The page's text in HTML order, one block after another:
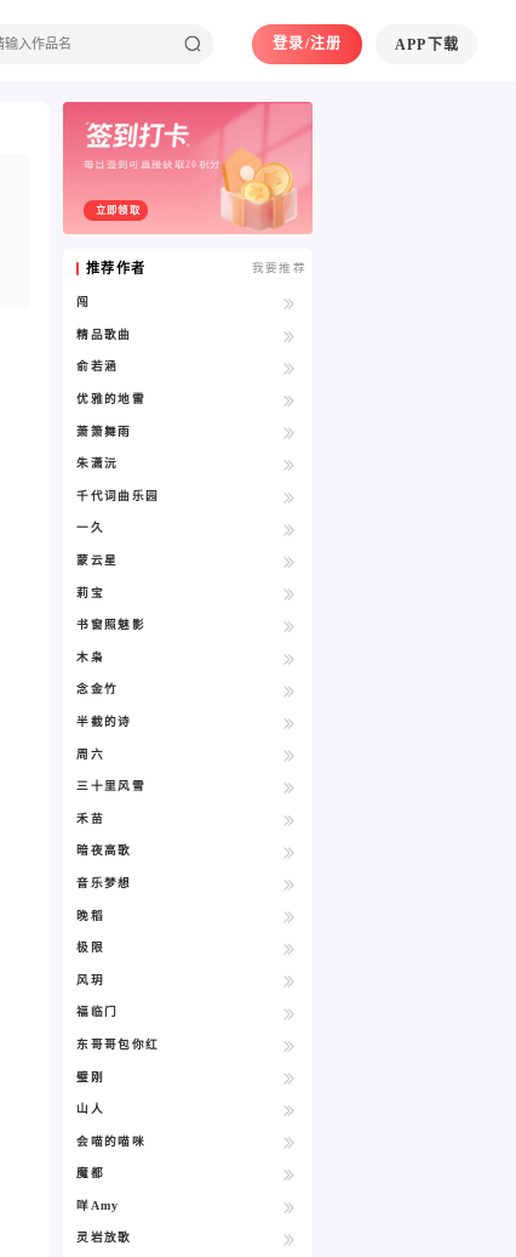
登录/注册 APP下载
每日签到可直接获取20积分
立即领取
推荐作者 我要推荐
闯
精品歌曲
俞若涵
优雅的地雷
萧箫舞雨
朱潇沅
千代词曲乐园
一久
蒙云星
莉宝
书窗照魅影
木枭
念金竹
半截的诗
周六
三十里风雪
禾苗
暗夜高歌
音乐梦想
晚稻
极限
风玥
福临门
东哥哥包你红
璧刚
山人
会喵的喵咪
魔都
咩Amy
灵岩放歌